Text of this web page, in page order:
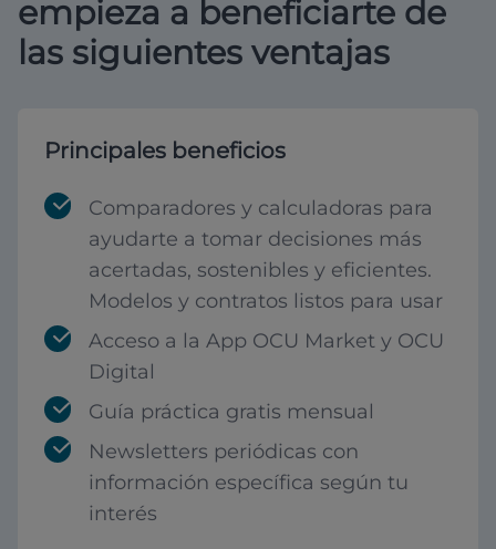
empieza a beneficiarte de
las siguientes ventajas
Principales beneficios
Comparadores y calculadoras para
ayudarte a tomar decisiones más
acertadas, sostenibles y eficientes.
Modelos y contratos listos para usar
Acceso a la App OCU Market y OCU
Digital
Guía práctica gratis mensual
Newsletters periódicas con
información específica según tu
interés